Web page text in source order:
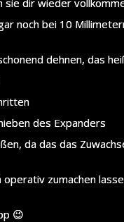
noch bei 10
dehnen, das
des Expanders
da das das
zumachen
😉